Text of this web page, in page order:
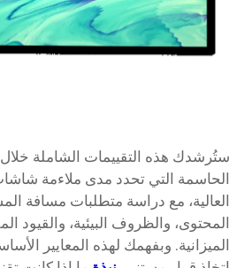
ستُرشدك هذه التقييمات الشاملة خلال
العالية، مع دراسة متطلبات مسافة
المحتوى، والظروف البيئية، والقيود
الميزانية. وبفهمك لهذه المعايير